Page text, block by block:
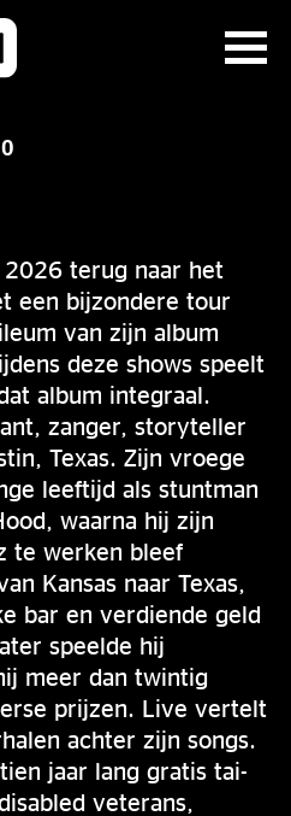
terug naar het
een bijzondere tour
van zijn album
deze shows speelt
album integraal.
zanger, storyteller
Texas. Zijn vroege
leeftijd als stuntman
waarna hij zijn
te werken bleef
Kansas naar Texas,
bar en verdiende geld
speelde hij
meer dan twintig
prijzen. Live vertelt
achter zijn songs.
jaar lang gratis tai-
veterans,